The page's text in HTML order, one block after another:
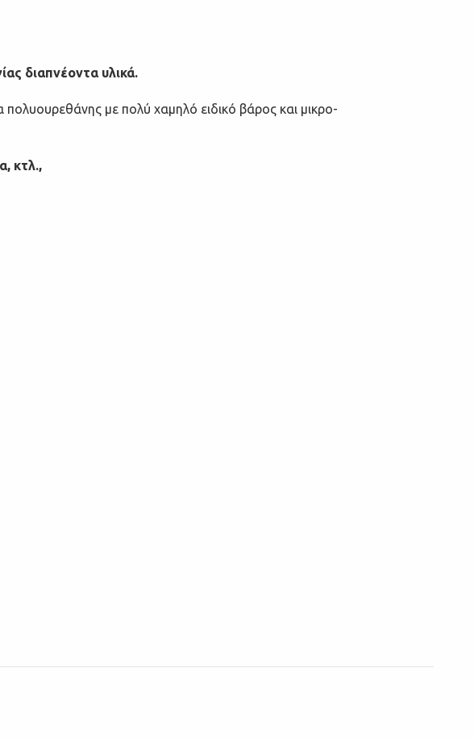
διαπνέοντα υλικά.
με πολύ χαμηλό ειδικό βάρος και μικρο-
κτλ.,